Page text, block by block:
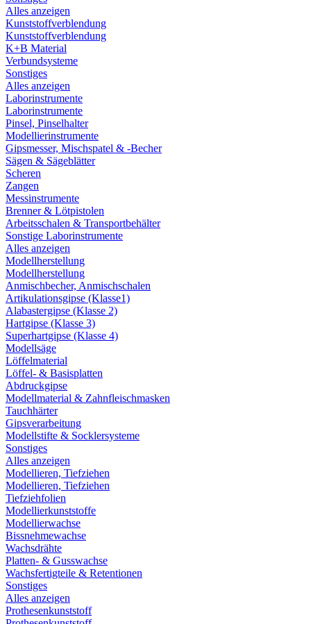
Alles anzeigen
Kunststoffverblendung
Kunststoffverblendung
K+B Material
Verbundsysteme
Sonstiges
Alles anzeigen
Laborinstrumente
Laborinstrumente
Pinsel, Pinselhalter
Modellierinstrumente
Gipsmesser, Mischspatel & -Becher
Sägen & Sägeblätter
Scheren
Zangen
Messinstrumente
Brenner & Lötpistolen
Arbeitsschalen & Transportbehälter
Sonstige Laborinstrumente
Alles anzeigen
Modellherstellung
Modellherstellung
Anmischbecher, Anmischschalen
Artikulationsgipse (Klasse1)
Alabastergipse (Klasse 2)
Hartgipse (Klasse 3)
Superhartgipse (Klasse 4)
Modellsäge
Löffelmaterial
Löffel- & Basisplatten
Abdruckgipse
Modellmaterial & Zahnfleischmasken
Tauchhärter
Gipsverarbeitung
Modellstifte & Socklersysteme
Sonstiges
Alles anzeigen
Modellieren, Tiefziehen
Modellieren, Tiefziehen
Tiefziehfolien
Modellierkunststoffe
Modellierwachse
Bissnehmewachse
Wachsdrähte
Platten- & Gusswachse
Wachsfertigteile & Retentionen
Sonstiges
Alles anzeigen
Prothesenkunststoff